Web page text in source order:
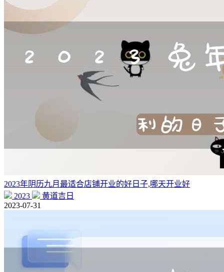
2023年阴历九月最适合店铺开业的好日子,哪天开业好
2023
黄道吉日
2023-07-31